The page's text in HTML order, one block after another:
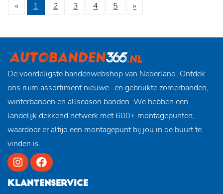
« 1 2 3 4 5 »
De voordeligste bandenwebshop van Nederland. Ontdek
ons ruim assortiment nieuwe- en gebruikte zomerbanden,
winterbanden en allseason banden. We hebben een
landelijk dekkend netwerk met 600+ montagepunten,
waardoor er altijd een montagepunt bij jou in de buurt te
vinden is.
KLANTENSERVICE